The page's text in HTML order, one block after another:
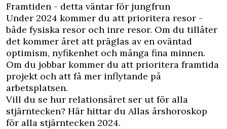
Framtiden - detta väntar för jungfrun
Under 2024 kommer du att prioritera resor -
både fysiska resor och inre resor. Om du tillåter
det kommer året att präglas av en oväntad
optimism, nyfikenhet och många fina minnen.
Om du jobbar kommer du att prioritera framtida
projekt och att få mer inflytande på
arbetsplatsen.
Vill du se hur relationsåret ser ut för alla
stjärntecken? Här hittar du Allas årshoroskop
för alla stjärntecken 2024.